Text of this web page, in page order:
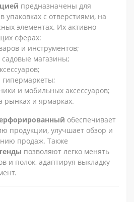
предназначены для
упаковках с отверстиями, на
элементах. Их активно
сферах:
и инструментов;
магазины;
и мобильных аксессуаров;
рынках и ярмарках.
обеспечивает
продукции, улучшает обзор и
продаж. Также
позволяют легко менять
и полок, адаптируя выкладку